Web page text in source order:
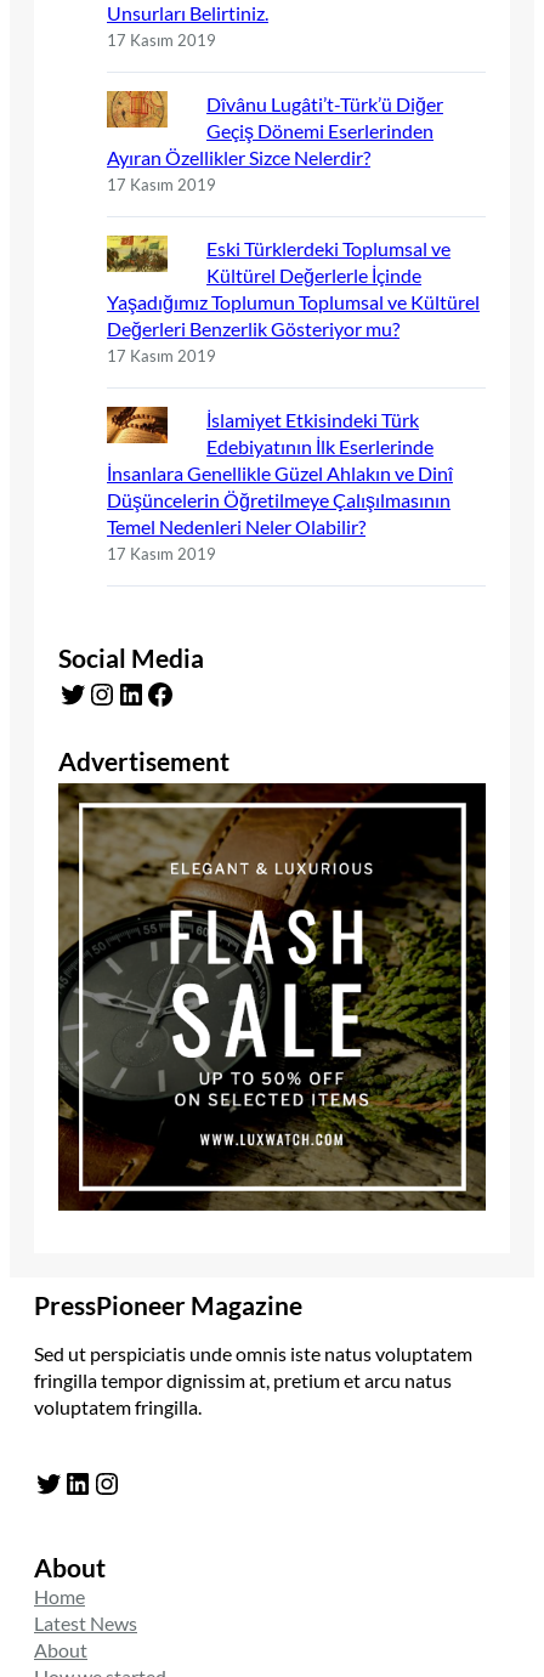
Unsurları Belirtiniz.
17 Kasım 2019
Dîvânu Lugâti’t-Türk’ü Diğer
Geçiş Dönemi Eserlerinden
Ayıran Özellikler Sizce Nelerdir?
17 Kasım 2019
Eski Türklerdeki Toplumsal ve
Kültürel Değerlerle İçinde
Yaşadığımız Toplumun Toplumsal ve Kültürel
Değerleri Benzerlik Gösteriyor mu?
17 Kasım 2019
İslamiyet Etkisindeki Türk
Edebiyatının İlk Eserlerinde
İnsanlara Genellikle Güzel Ahlakın ve Dinî
Düşüncelerin Öğretilmeye Çalışılmasının
Temel Nedenleri Neler Olabilir?
17 Kasım 2019
Social Media
Twitter Instagram LinkedIn Facebook
Advertisement
PressPioneer Magazine
Sed ut perspiciatis unde omnis iste natus voluptatem
fringilla tempor dignissim at, pretium et arcu natus
voluptatem fringilla.
Twitter LinkedIn Instagram
About
Home
Latest News
About